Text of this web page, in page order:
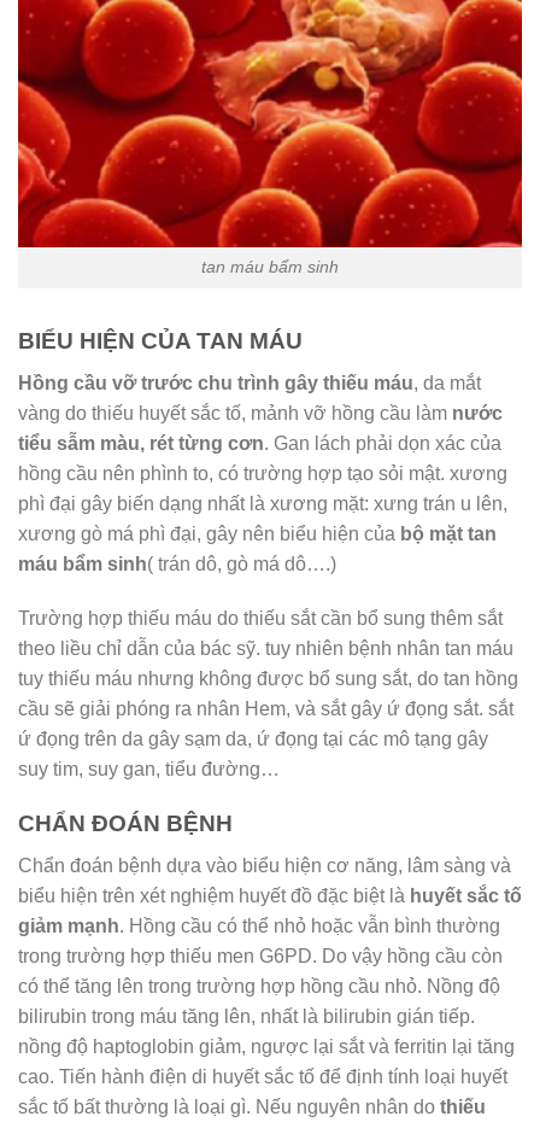
tan máu bẩm sinh
BIỂU HIỆN CỦA TAN MÁU
Hồng cầu vỡ trước chu trình gây thiếu máu, da mắt
vàng do thiếu huyết sắc tố, mảnh vỡ hồng cầu làm nước
tiểu sẫm màu, rét từng cơn. Gan lách phải dọn xác của
hồng cầu nên phình to, có trường hợp tạo sỏi mật. xương
phì đại gây biến dạng nhất là xương mặt: xưng trán u lên,
xương gò má phì đại, gây nên biểu hiện của bộ mặt tan
máu bẩm sinh( trán dô, gò má dô….)
Trường hợp thiếu máu do thiếu sắt cần bổ sung thêm sắt
theo liều chỉ dẫn của bác sỹ. tuy nhiên bệnh nhân tan máu
tuy thiếu máu nhưng không được bổ sung sắt, do tan hồng
cầu sẽ giải phóng ra nhân Hem, và sắt gây ứ đọng sắt. sắt
ứ đọng trên da gây sạm da, ứ đọng tại các mô tạng gây
suy tim, suy gan, tiểu đường…
CHẨN ĐOÁN BỆNH
Chẩn đoán bệnh dựa vào biểu hiện cơ năng, lâm sàng và
biểu hiện trên xét nghiệm huyết đồ đặc biệt là huyết sắc tố
giảm mạnh. Hồng cầu có thể nhỏ hoặc vẫn bình thường
trong trường hợp thiếu men G6PD. Do vậy hồng cầu còn
có thể tăng lên trong trường hợp hồng cầu nhỏ. Nồng độ
bilirubin trong máu tăng lên, nhất là bilirubin gián tiếp.
nồng độ haptoglobin giảm, ngược lại sắt và ferritin lại tăng
cao. Tiến hành điện di huyết sắc tố để định tính loại huyết
sắc tố bất thường là loại gì. Nếu nguyên nhân do thiếu